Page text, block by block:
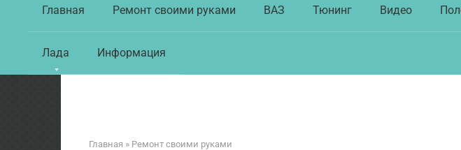
Главная Ремонт своими руками ВАЗ Тюнинг Видео
Лада Информация
Главная » Ремонт своими руками